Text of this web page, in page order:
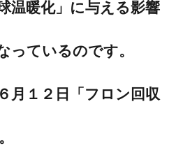
温暖化」に与える影響
っているのです。
月 １２ 日「フロン回収